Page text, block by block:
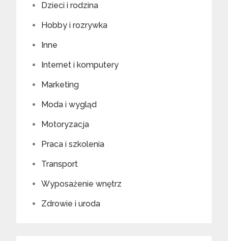
Dzieci i rodzina
Hobby i rozrywka
Inne
Internet i komputery
Marketing
Moda i wygląd
Motoryzacja
Praca i szkolenia
Transport
Wyposażenie wnętrz
Zdrowie i uroda